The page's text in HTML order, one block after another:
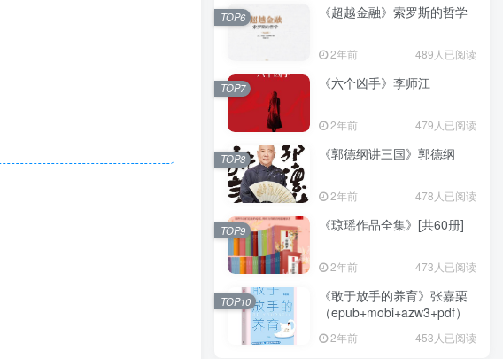
《超越金融》索罗斯的哲学
2年前 489人已阅读
TOP6
《六个凶手》李师江
2年前 479人已阅读
TOP7
《郭德纲讲三国》郭德纲
2年前 478人已阅读
TOP8
《琼瑶作品全集》[共60册]
2年前 473人已阅读
TOP9
《敢于放手的养育》张嘉栗
（epub+mobi+azw3+pdf）
2年前 453人已阅读
TOP10